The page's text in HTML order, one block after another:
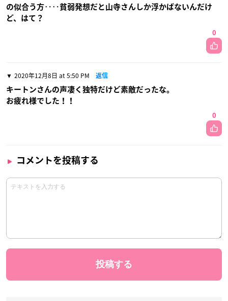
の似合う方‥‥貧弱発想だと山寺さんしか浮かばないんだけ
ど、はて？
0
2020年12月8日 at 5:50 PM 返信
キートンさんの声凄く独特だけど素敵だったな。
お疲れ様でした！！
0
コメントを投稿する